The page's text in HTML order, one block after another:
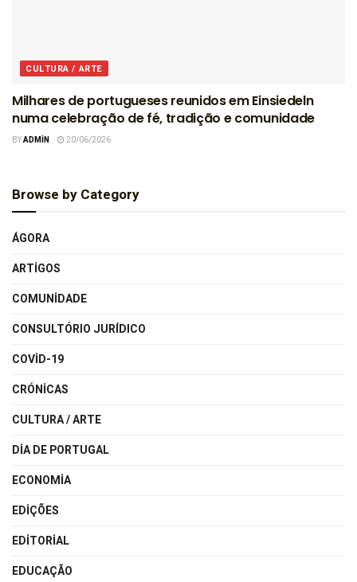
CULTURA / ARTE
Milhares de portugueses reunidos em Einsiedeln
numa celebração de fé, tradição e comunidade
BYADMIN 20/06/2026
Browse by Category
ÁGORA
ARTIGOS
COMUNIDADE
CONSULTÓRIO JURÍDICO
COVID-19
CRÓNICAS
CULTURA / ARTE
DIA DE PORTUGAL
ECONOMIA
EDIÇÕES
EDITORIAL
EDUCAÇÃO